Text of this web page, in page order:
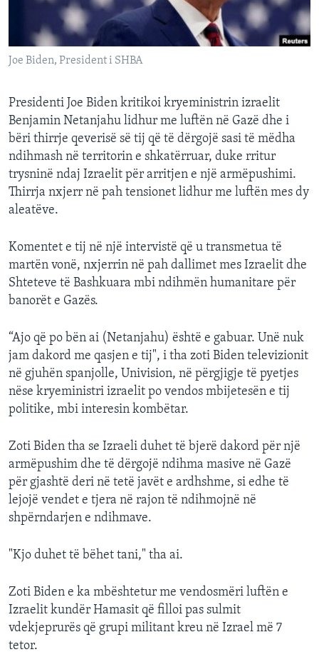
INTERVISTA
DITARI
Joe Biden, President i SHBA
Presidenti Joe Biden kritikoi kryeministrin izraelit
Benjamin Netanjahu lidhur me luftën në Gazë dhe i
bëri thirrje qeverisë së tij që të dërgojë sasi të mëdha
ndihmash në territorin e shkatërruar, duke rritur
trysninë ndaj Izraelit për arritjen e një armëpushimi.
Thirrja nxjerr në pah tensionet lidhur me luftën mes dy
aleatëve.
Komentet e tij në një intervistë që u transmetua të
martën vonë, nxjerrin në pah dallimet mes Izraelit dhe
Shteteve të Bashkuara mbi ndihmën humanitare për
banorët e Gazës.
“Ajo që po bën ai (Netanjahu) është e gabuar. Unë nuk
jam dakord me qasjen e tij", i tha zoti Biden televizionit
në gjuhën spanjolle, Univision, në përgjigje të pyetjes
nëse kryeministri izraelit po vendos mbijetesën e tij
politike, mbi interesin kombëtar.
Zoti Biden tha se Izraeli duhet të bjerë dakord për një
armëpushim dhe të dërgojë ndihma masive në Gazë
për gjashtë deri në tetë javët e ardhshme, si edhe të
lejojë vendet e tjera në rajon të ndihmojnë në
shpërndarjen e ndihmave.
"Kjo duhet të bëhet tani," tha ai.
Zoti Biden e ka mbështetur me vendosmëri luftën e
Izraelit kundër Hamasit që filloi pas sulmit
vdekjeprurës që grupi militant kreu në Izrael më 7
tetor.